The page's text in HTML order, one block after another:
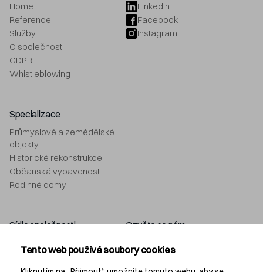
Home
Reference
Služby
O společnosti
GDPR
Whistleblowing
LinkedIn
Facebook
Instagram
Specializace
Průmyslové a zemědělské
objekty
Historické rekonstrukce
Občanská vybavenost
Rodinné domy
Sídlo společnosti
Navláčil stavební firma, s.r.o.
Bartošova 5532
760 01 Zlín
Ozvěte se nám
+420 577 212 049
info@navlacil.cz
Tento web používá soubory cookies